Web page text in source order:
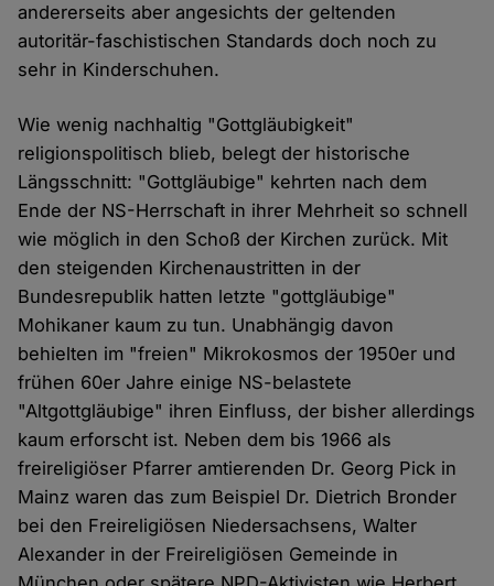
andererseits aber angesichts der geltenden
autoritär-faschistischen Standards doch noch zu
sehr in Kinderschuhen.
Wie wenig nachhaltig "Gottgläubigkeit"
religionspolitisch blieb, belegt der historische
Längsschnitt: "Gottgläubige" kehrten nach dem
Ende der NS-Herrschaft in ihrer Mehrheit so schnell
wie möglich in den Schoß der Kirchen zurück. Mit
den steigenden Kirchenaustritten in der
Bundesrepublik hatten letzte "gottgläubige"
Mohikaner kaum zu tun. Unabhängig davon
behielten im "freien" Mikrokosmos der 1950er und
frühen 60er Jahre einige NS-belastete
"Altgottgläubige" ihren Einfluss, der bisher allerdings
kaum erforscht ist. Neben dem bis 1966 als
freireligiöser Pfarrer amtierenden Dr. Georg Pick in
Mainz waren das zum Beispiel Dr. Dietrich Bronder
bei den Freireligiösen Niedersachsens, Walter
Alexander in der Freireligiösen Gemeinde in